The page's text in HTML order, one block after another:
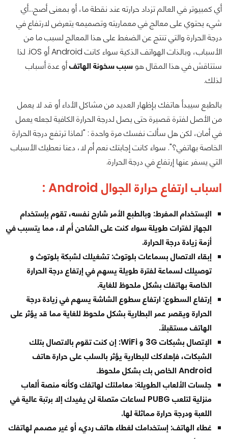
أي كمبيوتر في العالم تزداد حرارته عند نقطة ما، أو بمعنى أصح...أي
شيء يحتوي على معالج في معماريته وتصميمه يتعرض لارتفاع في
درجة الحرارة والتي تنتج عن الضغط على هذا المعالج لسبب ما من
الأسباب، وبالذات الهواتف الذكية سواء كانت Android أو iOS. لذا
ستتاقش في هذا المقال هوسبب سخونة الهاتفأو عدة أسباب
لذلك.
بالطبع سيبدأ هاتفك بإظهار العديد من مشاكل الأداء أو قد لا يعمل
من الأصل لفترة قصيرة حتى يصل لدرجة الحرارة الكافية لجعله يعمل
في أمان، لكن هل سألت نفسك مرة واحدة : "لماذا ترتفع درجة الحرارة
الخاصة بهاتفي؟". سواء كانت إجابتك نعم أم لا، دعنا نعطيك الأسباب
التي يسفر عنها إرتفاع في درجة الحرارة.
اسباب ارتفاع حرارة الجوال Android :
الإستخدام المفرط: وبالطبع الأمر شارح نفسه، تقوم بإستخدام
الجهاز لفترات طويلة سواء كنت على الشاحن أم لا، مما يتسبب في
أزمة زيادة درجة الحرارة.
إبقاء الاتصال بسماعات بلوتوث: تشغيلك لشبكة بلوتوث و
توصيلك لسماعة لفترة طويلة يسهم في إرتفاع درجة الحرارة
الخاصة بهاتفك بشكل ملحوظ للغاية.
إرتفاع السطوع: ارتفاع سطوع الشاشة يسهم في زيادة درجة
الحرارة ويقصر عمر البطارية بشكل ملحوظ للغاية مما قد يؤثر على
الهاتف مستقبلاً.
الإتصال بشبكات 3G و WiFi: إن كنت تقوم بالاتصال بتلك
الشبكات، فإهلاكك للبطارية يؤثر بالسلب على حرارة هاتف
Android الخاص بك بشكل ملحوظ.
جلسات الألعاب الطويلة: معاملتك لهاتفك وكأنه منصة ألعاب
منزلية لتلعب PUBG لساعات متصلة لن يفيدك إلا برتبة عالية في
اللعبة ودرجة حرارة مماثلة لها.
غطاء الهاتف: إستخدامك لغطاء هاتف رديء أو غير مصمم لهاتفك